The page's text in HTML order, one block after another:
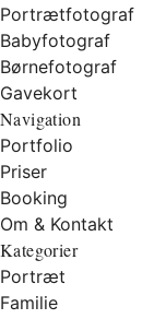
Portrætfotograf
Babyfotograf
Børnefotograf
Gavekort
Navigation
Portfolio
Priser
Booking
Om & Kontakt
Kategorier
Portræt
Familie